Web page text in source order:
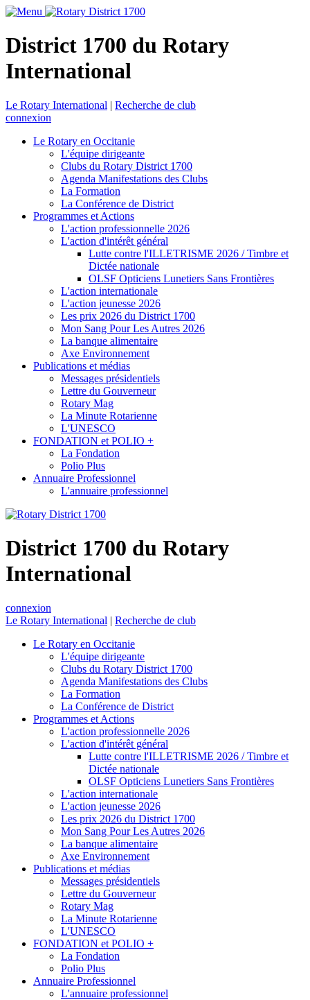
District 1700 du Rotary
International
Le Rotary International | Recherche de club
connexion
Le Rotary en Occitanie
L'équipe dirigeante
Clubs du Rotary District 1700
Agenda Manifestations des Clubs
La Formation
La Conférence de District
Programmes et Actions
L'action professionnelle 2026
L'action d'intérêt général
Lutte contre l'ILLETRISME 2026 / Timbre et
Dictée nationale
OLSF Opticiens Lunetiers Sans Frontières
L'action internationale
L'action jeunesse 2026
Les prix 2026 du District 1700
Mon Sang Pour Les Autres 2026
La banque alimentaire
Axe Environnement
Publications et médias
Messages présidentiels
Lettre du Gouverneur
Rotary Mag
La Minute Rotarienne
L'UNESCO
FONDATION et POLIO +
La Fondation
Polio Plus
Annuaire Professionnel
L'annuaire professionnel
District 1700 du Rotary
International
connexion
Le Rotary International | Recherche de club
Le Rotary en Occitanie
L'équipe dirigeante
Clubs du Rotary District 1700
Agenda Manifestations des Clubs
La Formation
La Conférence de District
Programmes et Actions
L'action professionnelle 2026
L'action d'intérêt général
Lutte contre l'ILLETRISME 2026 / Timbre et
Dictée nationale
OLSF Opticiens Lunetiers Sans Frontières
L'action internationale
L'action jeunesse 2026
Les prix 2026 du District 1700
Mon Sang Pour Les Autres 2026
La banque alimentaire
Axe Environnement
Publications et médias
Messages présidentiels
Lettre du Gouverneur
Rotary Mag
La Minute Rotarienne
L'UNESCO
FONDATION et POLIO +
La Fondation
Polio Plus
Annuaire Professionnel
L'annuaire professionnel